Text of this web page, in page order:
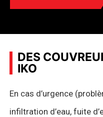
DES
IKO
En cas d’urgence
infiltration d’eau, fuite